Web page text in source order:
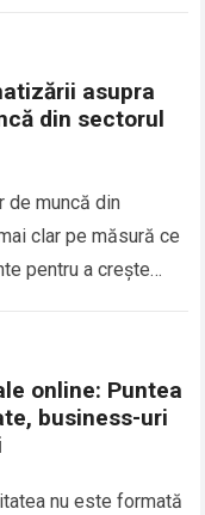
asupra
din sectorul
de muncă din
clar pe măsură ce
pentru a crește
online: Puntea
business-uri
nu este formată